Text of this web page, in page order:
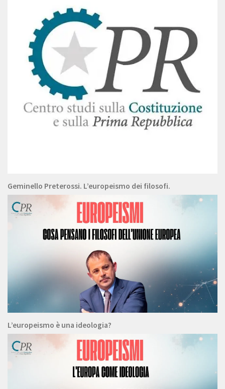
Geminello Preterossi. L’europeismo dei filosofi.
L’europeismo è una ideologia?